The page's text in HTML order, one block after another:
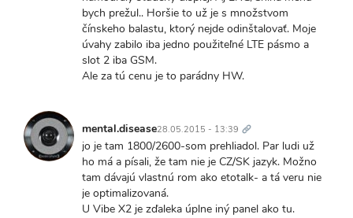
bych prežul.. Horšie to už je s množstvom
čínskeho balastu, ktorý nejde odinštalovať. Moje
úvahy zabilo iba jedno použiteľné LTE pásmo a
slot 2 iba GSM.
Ale za tú cenu je to parádny HW.
mental.disease28.05.2015 - 13:39 odkaz
jo je tam 1800/2600-som prehliadol. Par ludi už
ho má a písali, že tam nie je CZ/SK jazyk. Možno
tam dávajú vlastnú rom ako etotalk- a tá veru nie
je optimalizovaná.
U Vibe X2 je zďaleka úplne iný panel ako tu.